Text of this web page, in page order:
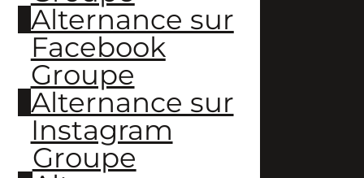
Alternance sur
Facebook
Groupe
Alternance sur
Instagram
Groupe